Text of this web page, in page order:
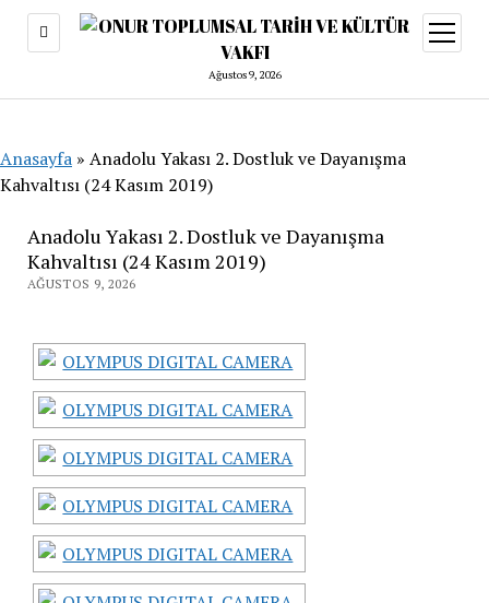
Ağustos 9, 2026
aç
Anasayfa » Anadolu Yakası 2. Dostluk ve Dayanışma
Kahvaltısı (24 Kasım 2019)
Anadolu Yakası 2. Dostluk ve Dayanışma
Kahvaltısı (24 Kasım 2019)
AĞUSTOS 9, 2026